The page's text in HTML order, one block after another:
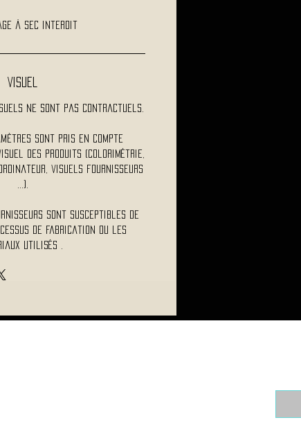
à sec interdit
Visuel
ne sont pas contractuels.
sont pris en compte
des produits (colorimétrie,
visuels fournisseurs
sont susceptibles de
de fabrication ou les
utilisés .